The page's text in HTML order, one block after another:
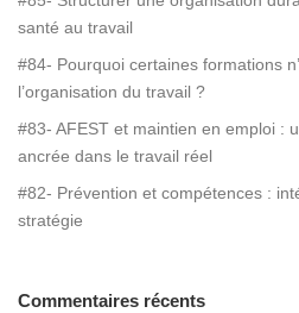
santé au travail
#84- Pourquoi certaines formations
l’organisation du travail ?
#83- AFEST et maintien en emploi :
ancrée dans le travail réel
#82- Prévention et compétences :
stratégie
Commentaires récents